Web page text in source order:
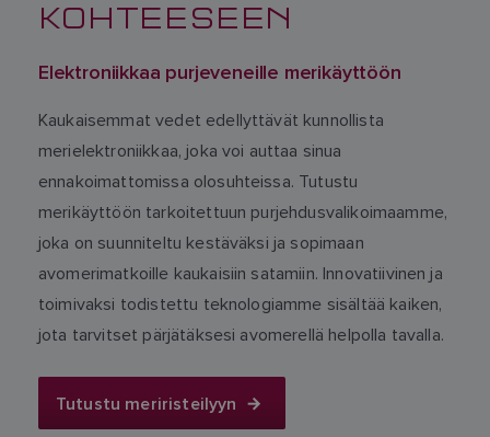
KOHTEESEEN
Elektroniikkaa purjeveneille merikäyttöön
Kaukaisemmat vedet edellyttävät kunnollista
merielektroniikkaa, joka voi auttaa sinua
ennakoimattomissa olosuhteissa. Tutustu
merikäyttöön tarkoitettuun purjehdusvalikoimaamme,
joka on suunniteltu kestäväksi ja sopimaan
avomerimatkoille kaukaisiin satamiin. Innovatiivinen ja
toimivaksi todistettu teknologiamme sisältää kaiken,
jota tarvitset pärjätäksesi avomerellä helpolla tavalla.
Tutustu meriristeilyyn